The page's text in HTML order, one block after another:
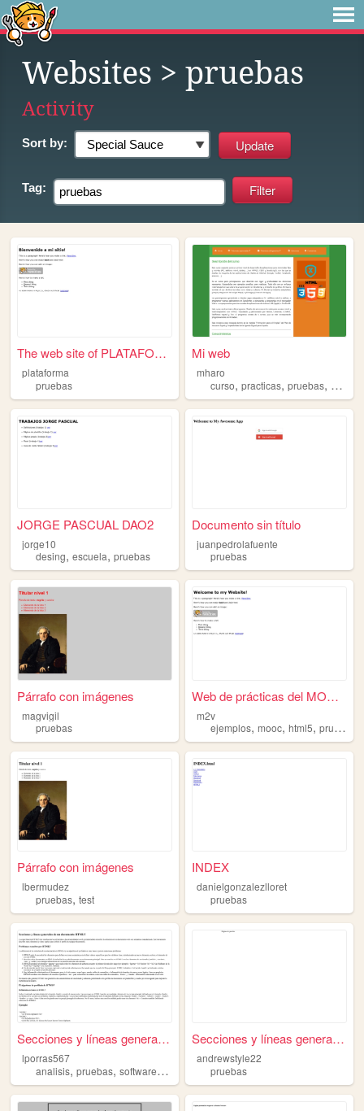
Websites > pruebas
Activity
Sort by:
Tag:
The web site of PLATAFORMA
plataforma
pruebas
Mi web
mharo
curso,practicas,pruebas,
JORGE PASCUAL DAO2
jorge10
desing, escuela, pruebas
Documento sin título
juanpedrolafuente
pruebas
Párrafo con imágenes
magvigil
pruebas
Web de prácticas del MOOC HT...
m2v
ejemplos,mooc,html5,pruebas
Párrafo con imágenes
lbermudez
pruebas, test
INDEX
danielgonzalezlloret
pruebas
Secciones y líneas generales...
lporras567
analisis, pruebas, software,programacion
Secciones y líneas generales...
andrewstyle22
pruebas